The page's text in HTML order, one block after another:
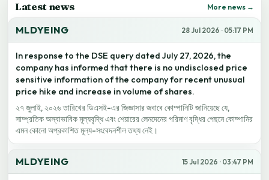
Latest news More news →
MLDYEING 28 Jul 2026 · 05:17 PM
In response to the DSE query dated July 27, 2026, the
company has informed that there is no undisclosed price
sensitive information of the company for recent unusual
price hike and increase in volume of shares.
২৭ জুলাই, ২০২৬ তারিখের ডিএসই-এর জিজ্ঞাসার জবাবে কোম্পানিটি জানিয়েছে যে,
সাম্প্রতিক অস্বাভাবিক মূল্যবৃদ্ধি এবং শেয়ারের লেনদেনের পরিমাণ বৃদ্ধির পেছনে কোম্পানির
এমন কোনো অপ্রকাশিত মূল্য-সংবেদনশীল তথ্য নেই।
MLDYEING 15 Jul 2026 · 03:47 PM